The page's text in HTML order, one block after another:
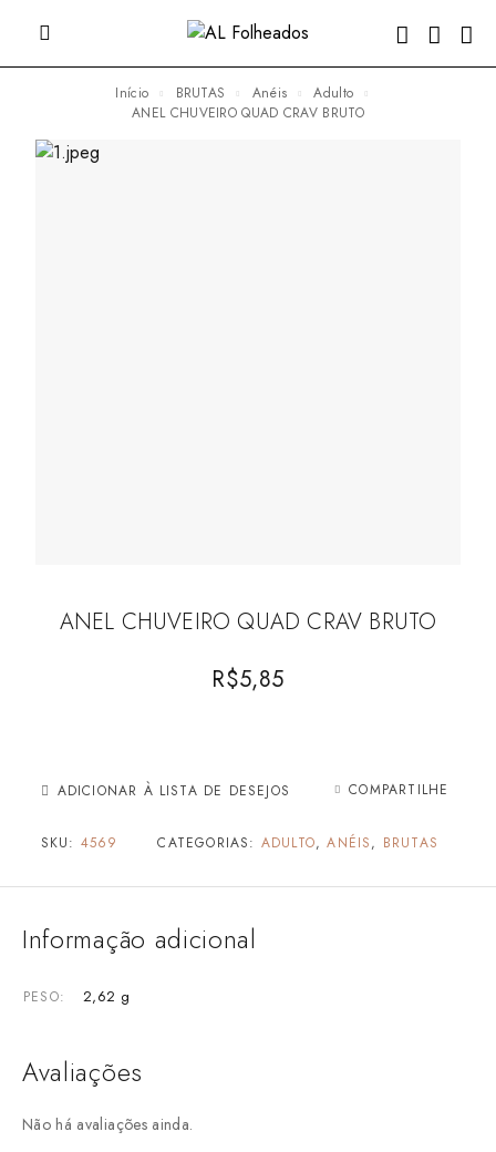
Início BRUTAS Anéis
Adulto
ANEL CHUVEIRO QUAD CRAV BRUTO
ANEL CHUVEIRO QUAD CRAV BRUTO
R$5,85
ADICIONAR À LISTA DE DESEJOS COMPARTILHE
SKU: 4569 CATEGORIAS: ADULTO,ANÉIS, BRUTAS
Informação adicional
PESO 2,62 g
Avaliações
Não há avaliações ainda.